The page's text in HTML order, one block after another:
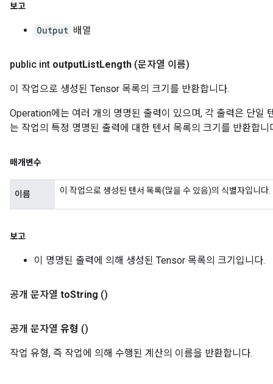
보고
Output 배열
public int outputListLength (문자열 이름)
이 작업으로 생성된 Tensor 목록의 크기를 반환합니다.
Operation에는 여러 개의 명명된 출력이 있으며, 각 출력은 단일
는 작업의 특정 명명된 출력에 대한 텐서 목록의 크기를 반환합니
매개변수
이름 이 작업으로 생성된 텐서 목록(많을 수 있음)의 식별자입니다.
보고
이 명명된 출력에 의해 생성된 Tensor 목록의 크기입니다.
공개 문자열 toString ()
공개 문자열 유형 ()
작업 유형, 즉 작업에 의해 수행된 계산의 이름을 반환합니다.